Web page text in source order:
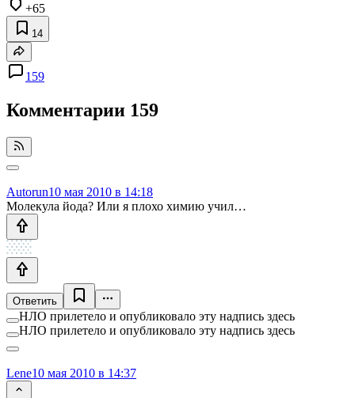
+65
14
159
Комментарии 159
Autorun10 мая 2010 в 14:18
Молекула йода? Или я плохо химию учил…
Ответить
НЛО прилетело и опубликовало эту надпись здесь
НЛО прилетело и опубликовало эту надпись здесь
Lene10 мая 2010 в 14:37